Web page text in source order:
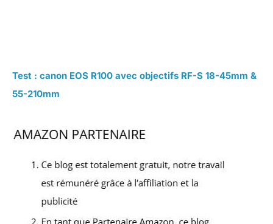
Test : canon EOS R100 avec objectifs RF-S 18-45mm &
55-210mm